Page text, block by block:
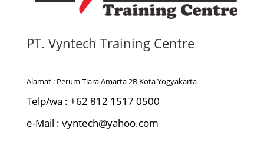
PT. Vyntech Training Centre
Alamat : Perum Tiara Amarta 2B Kota Yogyakarta
Telp/wa : +62 812 1517 0500
e-Mail : vyntech@yahoo.com